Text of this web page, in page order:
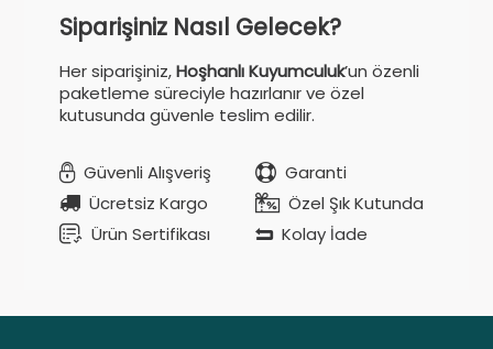
Siparişiniz Nasıl Gelecek?
Her siparişiniz,Hoşhanlı Kuyumculuk’un özenli
paketleme süreciyle hazırlanır ve özel
kutusunda güvenle teslim edilir.
Güvenli Alışveriş
Garanti
Ücretsiz Kargo
Özel Şık Kutunda
Ürün Sertifikası
Kolay İade